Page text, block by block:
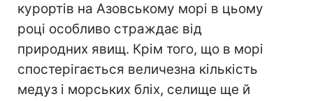
курортів на Азовському морі в цьому
році особливо страждає від
природних явищ. Крім того, що в морі
спостерігається величезна кількість
медуз і морських бліх, селище ще й